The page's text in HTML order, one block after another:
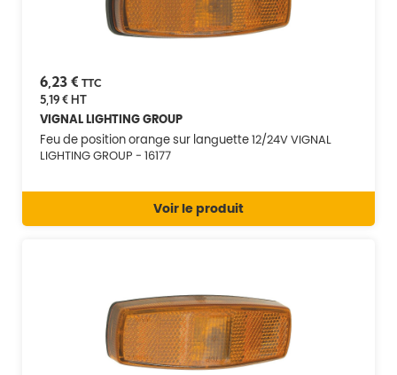
6,23 € TTC
5,19 €HT
VIGNAL LIGHTING GROUP
Feu de position orange sur languette 12/24V VIGNAL
LIGHTING GROUP - 16177
Voir le produit